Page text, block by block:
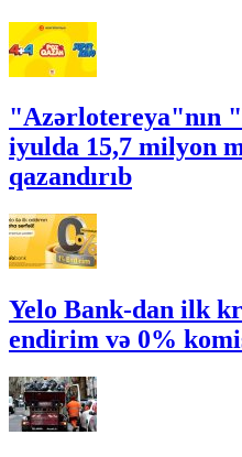
"Azərlotereya"nın
iyulda 15,7 milyon
qazandırıb
Yelo Bank-dan ilk
endirim və 0%